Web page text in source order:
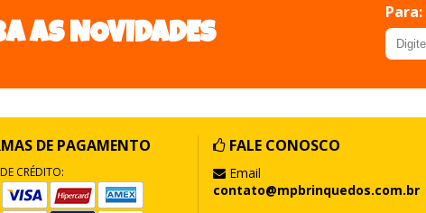
AS NOVIDADES
Para:
DE PAGAMENTO
CRÉDITO:
FALE CONOSCO
Email
contato@mpbrinquedos.com.br